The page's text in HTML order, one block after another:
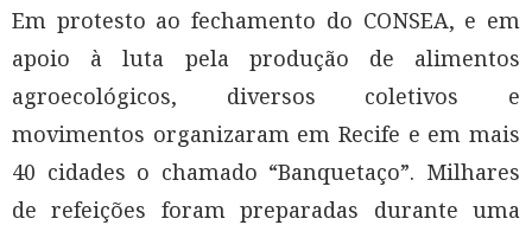
Em protesto ao fechamento do CONSEA, e em
apoio à luta pela produção de alimentos
agroecológicos, diversos coletivos e
movimentos organizaram em Recife e em mais
40 cidades o chamado “Banquetaço”. Milhares
de refeições foram preparadas durante uma